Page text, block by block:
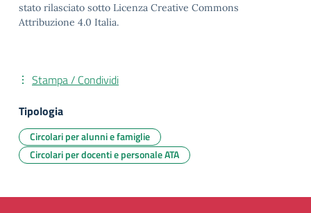
stato rilasciato sotto Licenza Creative Commons
Attribuzione 4.0 Italia.
Stampa / Condividi
Tipologia
Circolari per alunni e famiglie
Circolari per docenti e personale ATA